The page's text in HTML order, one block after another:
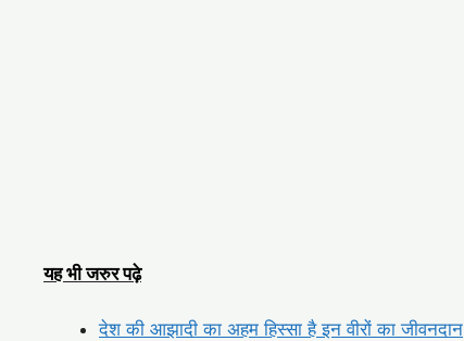
यह भी जरुर पढ़े
देश की आझादी का अहम हिस्सा है इन वीरों का जीवनदान